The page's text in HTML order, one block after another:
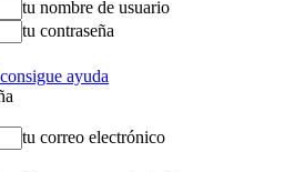
tu nombre de usuario
tu contraseña
ayuda
tu correo electrónico